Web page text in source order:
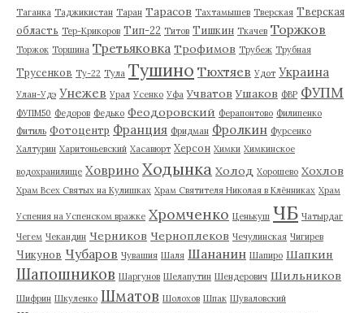
Таганка Таджикистан Таран Тарасов Тахтамышев Тверская Тверская
область Тер-Крикоров Тип-22 Титов Тишкин Ткачев Торжков
Торжок Торшина Третьяковка Трофимов Трубеж Трубная
Трусенков Ту-22 Тула Тушино Тюхтяев Удот Украина
Улан-Удэ Унежев Урал Усенко Уфа Учватов Ушаков ФВР ФУПМ
ФУПМ50 Федоров Федько Феодоровский Ферапонтово Филипенко
Фитиль Фотоцентр Франция Фридман Фролкин Фурсенко
Халтурин Харитоньевский Хасавюрт Херсон Химки Химкинское
водохранилище Ховрино Ходынка Холод Хорошево Хохлов
Храм Всех Святых на Кулишках Храм Святителя Николая в Клённиках Храм
Успения на Успенском вражке Хромченко Ценькуш ЧБ Чатырдаг
Чегем Чекандин Черников Черноплеков Чечулинская Чигирев
Чикунов Чубаров Чувашия Шаля Шананин Шапиро Шапкин
Шапошников Шаргунов Шелапутин Шендерович Шильников
Шифрин Шкуленко Шматов Шолохов Шпак Шуваловский